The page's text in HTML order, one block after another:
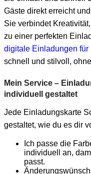
Gäste direkt erreicht
Sie verbindet
zu einer perfekten
digitale Einladungen für
schnell und stilvoll,
Mein Service –
individuell gestaltet
Jede Einladungskarte
gestaltet, wie du es dir
Ich passe die
individuell an,
passt.